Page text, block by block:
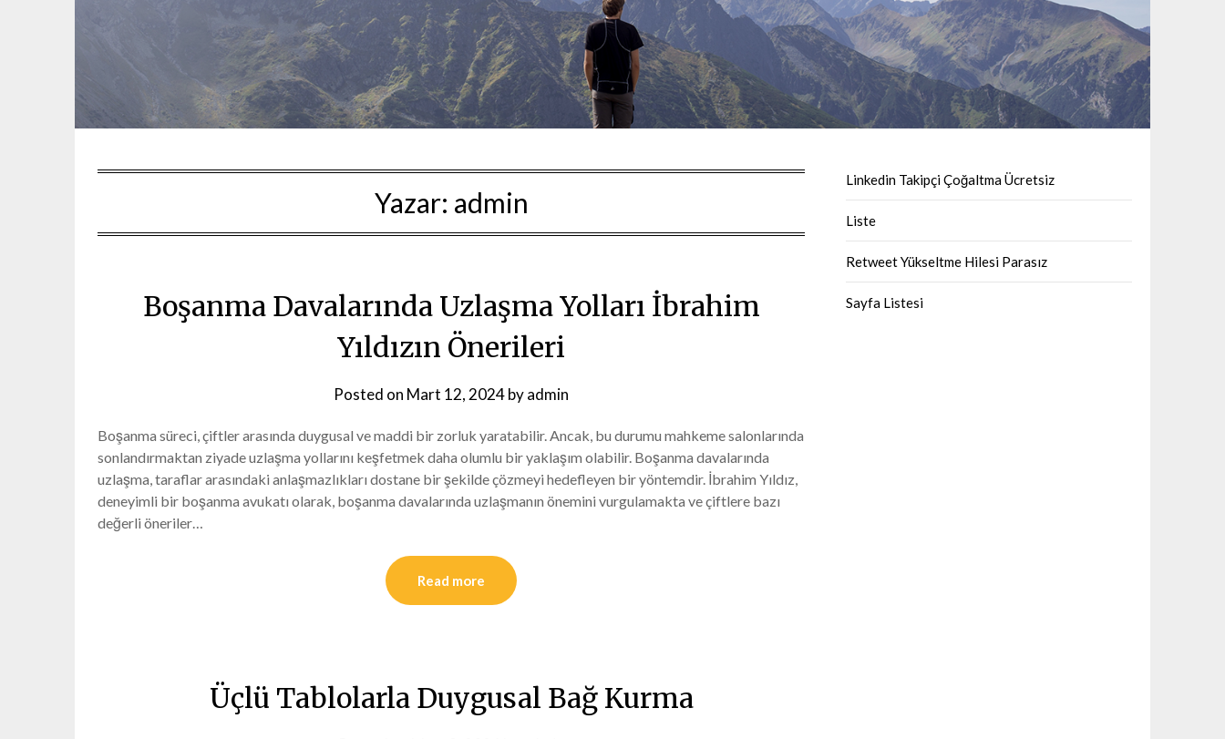
Yazar: admin
Boşanma Davalarında Uzlaşma Yolları İbrahim
Yıldızın Önerileri
Posted on Mart 12, 2024byadmin
Boşanma süreci, çiftler arasında duygusal ve maddi bir zorluk yaratabilir. Ancak, bu durumu mahkeme salonlarında
sonlandırmaktan ziyade uzlaşma yollarını keşfetmek daha olumlu bir yaklaşım olabilir. Boşanma davalarında
uzlaşma, taraflar arasındaki anlaşmazlıkları dostane bir şekilde çözmeyi hedefleyen bir yöntemdir. İbrahim Yıldız,
deneyimli bir boşanma avukatı olarak, boşanma davalarında uzlaşmanın önemini vurgulamakta ve çiftlere bazı
değerli öneriler…
Read more
Üçlü Tablolarla Duygusal Bağ Kurma
Linkedin Takipçi Çoğaltma Ücretsiz
Liste
Retweet Yükseltme Hilesi Parasız
Sayfa Listesi